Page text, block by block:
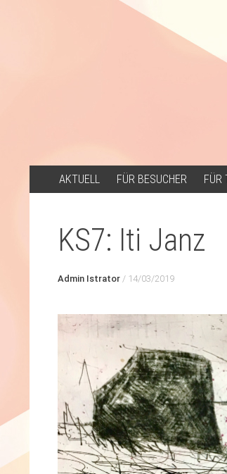
INHALT
AKTUELL FÜR BESUCHER FÜR
KS7: Iti Janz
Admin Istrator / 14/03/2019